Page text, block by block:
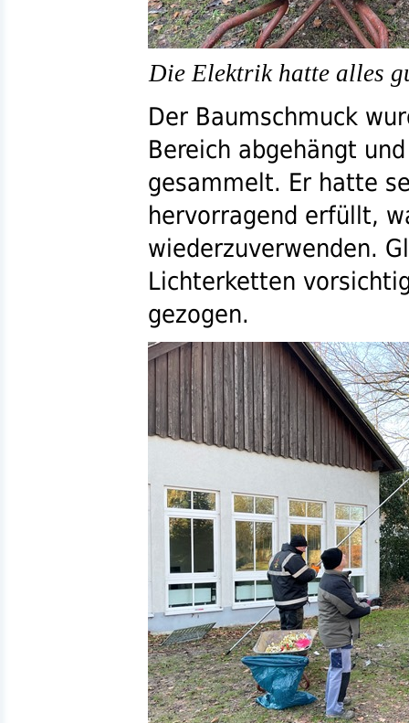
Die Elektrik hatte alles
Der Baumschmuck
Bereich abgehängt
gesammelt. Er hatte
hervorragend erfüllt,
wiederzuverwenden.
Lichterketten
gezogen.